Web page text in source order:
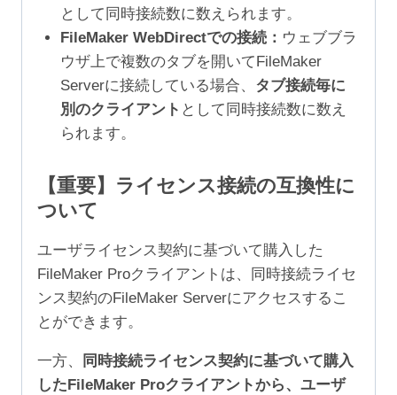
として同時接続数に数えられます。
FileMaker WebDirectでの接続： ウェブブラ
ウザ上で複数のタブを開いてFileMaker
Serverに接続している場合、 タブ接続毎に
別のクライアント として同時接続数に数え
られます。
【重要】ライセンス接続の互換性に
ついて
ユーザライセンス契約に基づいて購入した
FileMaker Proクライアントは、同時接続ライセ
ンス契約のFileMaker Serverにアクセスするこ
とができます。
一方、
同時接続ライセンス契約に基づいて購入
したFileMaker Proクライアントから、ユーザ